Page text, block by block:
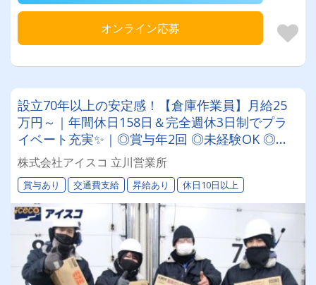
オンライン応募
設立70年以上の安定感！【倉庫作業員】月給25
万円～｜年間休日158日＆完全週休3日制でプラ
イベート充実✨｜◎賞与年2回 ◎未経験OK ◎日
勤 ◎東証スタンダード上場
株式会社アイスコ 立川営業所
賞与あり 交通費支給 昇給あり 休日10日以上